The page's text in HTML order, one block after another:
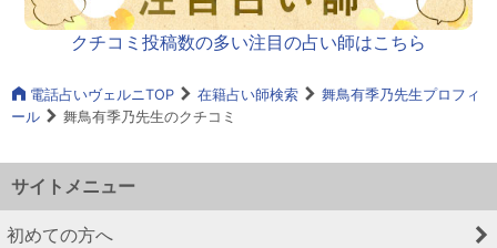
クチコミ投稿数の多い注目の占い師はこちら
電話占いヴェルニTOP 在籍占い師検索
舞鳥有季乃先生プロフィ
ール
舞鳥有季乃先生のクチコミ
サイトメニュー
初めての方へ